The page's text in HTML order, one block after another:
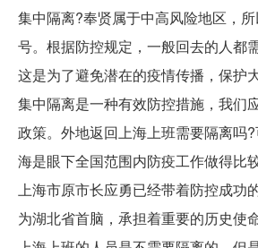
集中隔离?奉贤属于中高风险地区，
号。根据防控规定，一般回去的人都
这是为了避免潜在的疫情传播，保护
集中隔离是一种有效防控措施，我们
政策。外地返回上海上班需要隔离吗
海是眼下全国范围内防疫工作做得比
上海市原市长应勇已经带着防控成功
为湖北省首脑，承担着重要的历史使